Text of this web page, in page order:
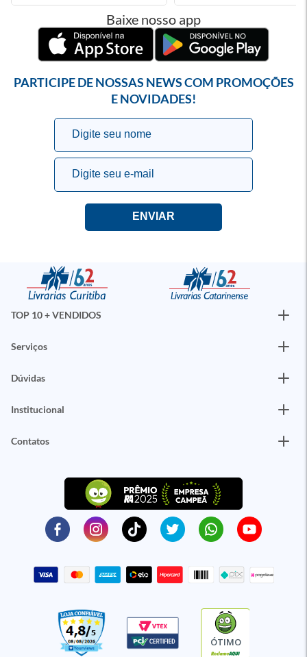
Baixe nosso app
PARTICIPE DE NOSSAS NEWS COM PROMOÇÕES
E NOVIDADES!
TOP 10 + VENDIDOS
Serviços
Dúvidas
Institucional
Contatos
ÓTIMO